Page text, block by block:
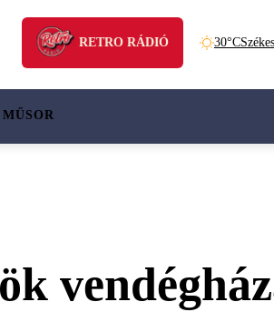
RETRO RÁDIÓ 30°C